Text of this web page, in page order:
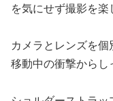
を気にせず撮影を楽
カメラとレンズを個
移動中の衝撃からし